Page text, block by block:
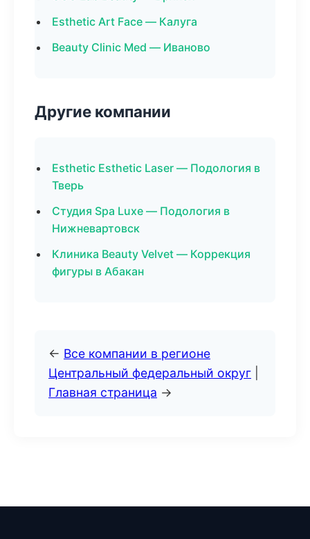
Esthetic Art Face — Калуга
Beauty Clinic Med — Иваново
Другие компании
Esthetic Esthetic Laser — Подология в
Тверь
Студия Spa Luxe — Подология в
Нижневартовск
Клиника Beauty Velvet — Коррекция
фигуры в Абакан
← Все компании в регионе
Центральный федеральный округ
Главная страница →